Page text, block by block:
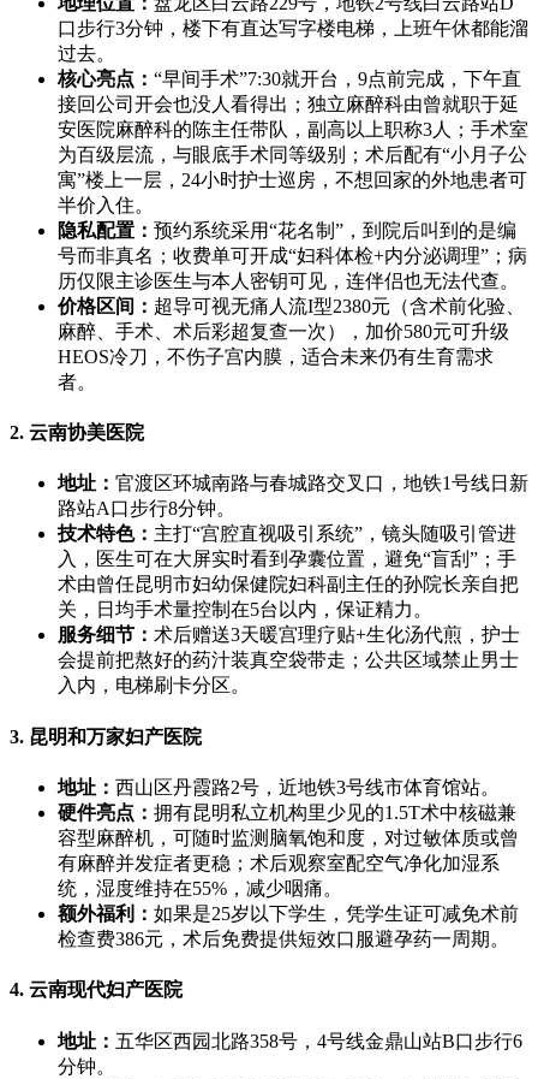
口步行3分钟，楼下有直达写字楼电梯，上班午休都能溜
过去。
核心亮点： “早间手术”7:30就开台，9点前完成，下午直
接回公司开会也没人看得出；独立麻醉科由曾就职于延
安医院麻醉科的陈主任带队，副高以上职称3人；手术室
为百级层流，与眼底手术同等级别；术后配有“小月子公
寓”楼上一层，24小时护士巡房，不想回家的外地患者可
半价入住。
隐私配置： 预约系统采用“花名制”，到院后叫到的是编
号而非真名；收费单可开成“妇科体检+内分泌调理”；病
历仅限主诊医生与本人密钥可见，连伴侣也无法代查。
价格区间： 超导可视无痛人流I型2380元（含术前化验、
麻醉、手术、术后彩超复查一次），加价580元可升级
HEOS冷刀，不伤子宫内膜，适合未来仍有生育需求
者。
2. 云南协美医院
地址： 官渡区环城南路与春城路交叉口，地铁1号线日新
路站A口步行8分钟。
技术特色： 主打“宫腔直视吸引系统”，镜头随吸引管进
入，医生可在大屏实时看到孕囊位置，避免“盲刮”；手
术由曾任昆明市妇幼保健院妇科副主任的孙院长亲自把
关，日均手术量控制在5台以内，保证精力。
服务细节： 术后赠送3天暖宫理疗贴+生化汤代煎，护士
会提前把熬好的药汁装真空袋带走；公共区域禁止男士
入内，电梯刷卡分区。
3. 昆明和万家妇产医院
地址： 西山区丹霞路2号，近地铁3号线市体育馆站。
硬件亮点： 拥有昆明私立机构里少见的1.5T术中核磁兼
容型麻醉机，可随时监测脑氧饱和度，对过敏体质或曾
有麻醉并发症者更稳；术后观察室配空气净化加湿系
统，湿度维持在55%，减少咽痛。
额外福利： 如果是25岁以下学生，凭学生证可减免术前
检查费386元，术后免费提供短效口服避孕药一周期。
4. 云南现代妇产医院
地址： 五华区西园北路358号，4号线金鼎山站B口步行6
分钟。